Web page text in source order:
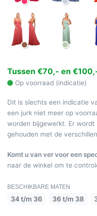
Tussen €70,- en
Op voorraad (indicatie)
Dit is slechts een indicatie
een jurk niet meer op
worden bijgewerkt. Er
gehouden met de
Komt u van ver voor een
naar de winkel om te
BESCHIKBARE MATEN
34 t/m 36 36 t/m 38